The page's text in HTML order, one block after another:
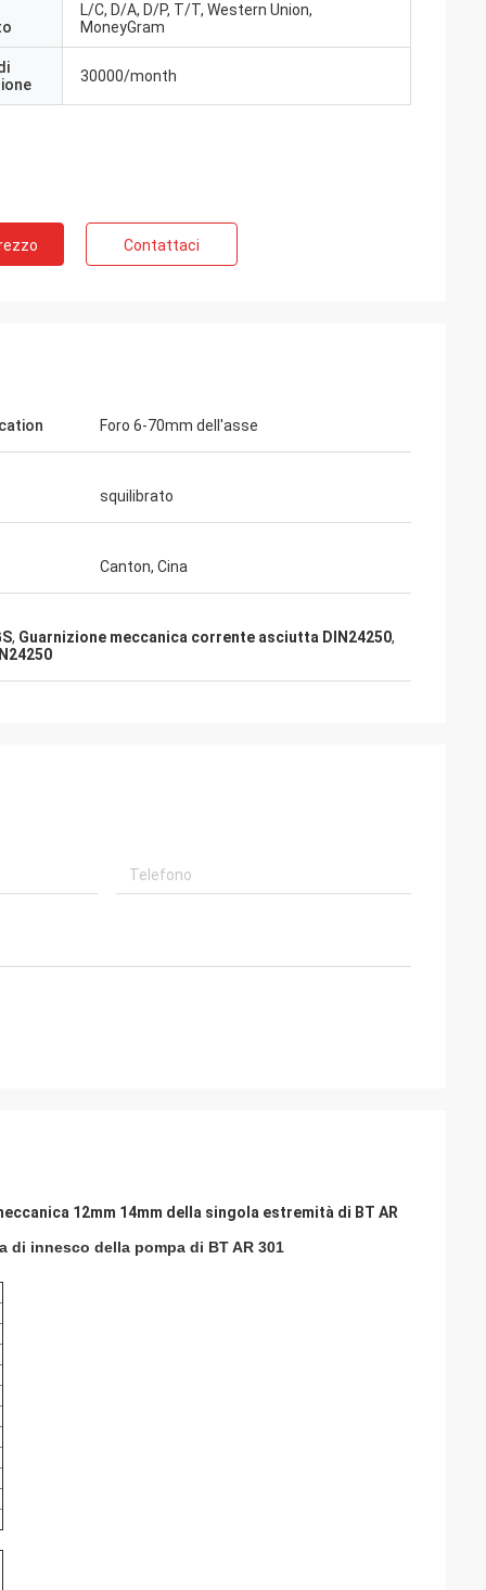
L/C, D/A, D/P, T/T, Western Union,
MoneyGram
30000/month
Contattaci
Foro 6-70mm dell'asse
squilibrato
Canton, Cina
, Guarnizione meccanica corrente asciutta DIN24250,
12mm 14mm della singola estremità di BT AR
di innesco della pompa di BT AR 301